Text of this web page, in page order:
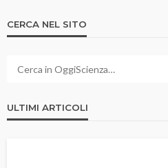
CERCA NEL SITO
ULTIMI ARTICOLI